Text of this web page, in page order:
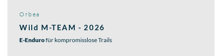
Orbea
Wild M-TEAM - 2026
E-Endurofür kompromisslose Trails